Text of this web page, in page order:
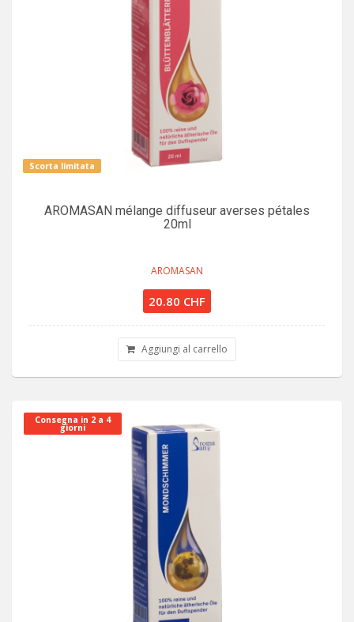
Scorta limitata
AROMASAN mélange diffuseur averses pétales
20ml
AROMASAN
20.80 CHF
Aggiungi al carrello
Consegna in 2 a 4
giorni